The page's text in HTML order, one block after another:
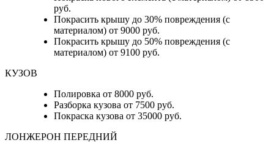
руб.
Покрасить крышу до 30% повреждения (с
материалом) от 9000 руб.
Покрасить крышу до 50% повреждения (с
материалом) от 9100 руб.
КУЗОВ
Полировка от 8000 руб.
Разборка кузова от 7500 руб.
Покраска кузова от 35000 руб.
ЛОНЖЕРОН ПЕРЕДНИЙ